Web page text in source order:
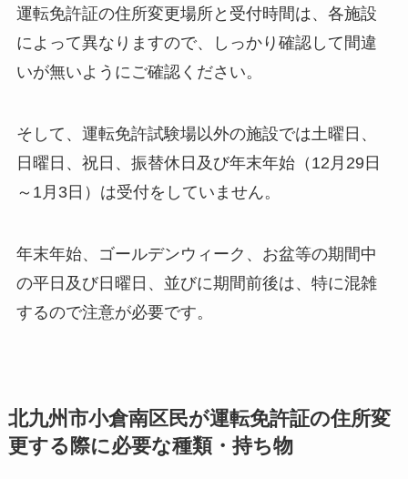
運転免許証の住所変更場所と受付時間は、各施設
によって異なりますので、しっかり確認して間違
いが無いようにご確認ください。
そして、運転免許試験場以外の施設では土曜日、
日曜日、祝日、振替休日及び年末年始（12月29日
～1月3日）は受付をしていません。
年末年始、ゴールデンウィーク、お盆等の期間中
の平日及び日曜日、並びに期間前後は、特に混雑
するので注意が必要です。
北九州市小倉南区民が運転免許証の住所変
更する際に必要な種類・持ち物